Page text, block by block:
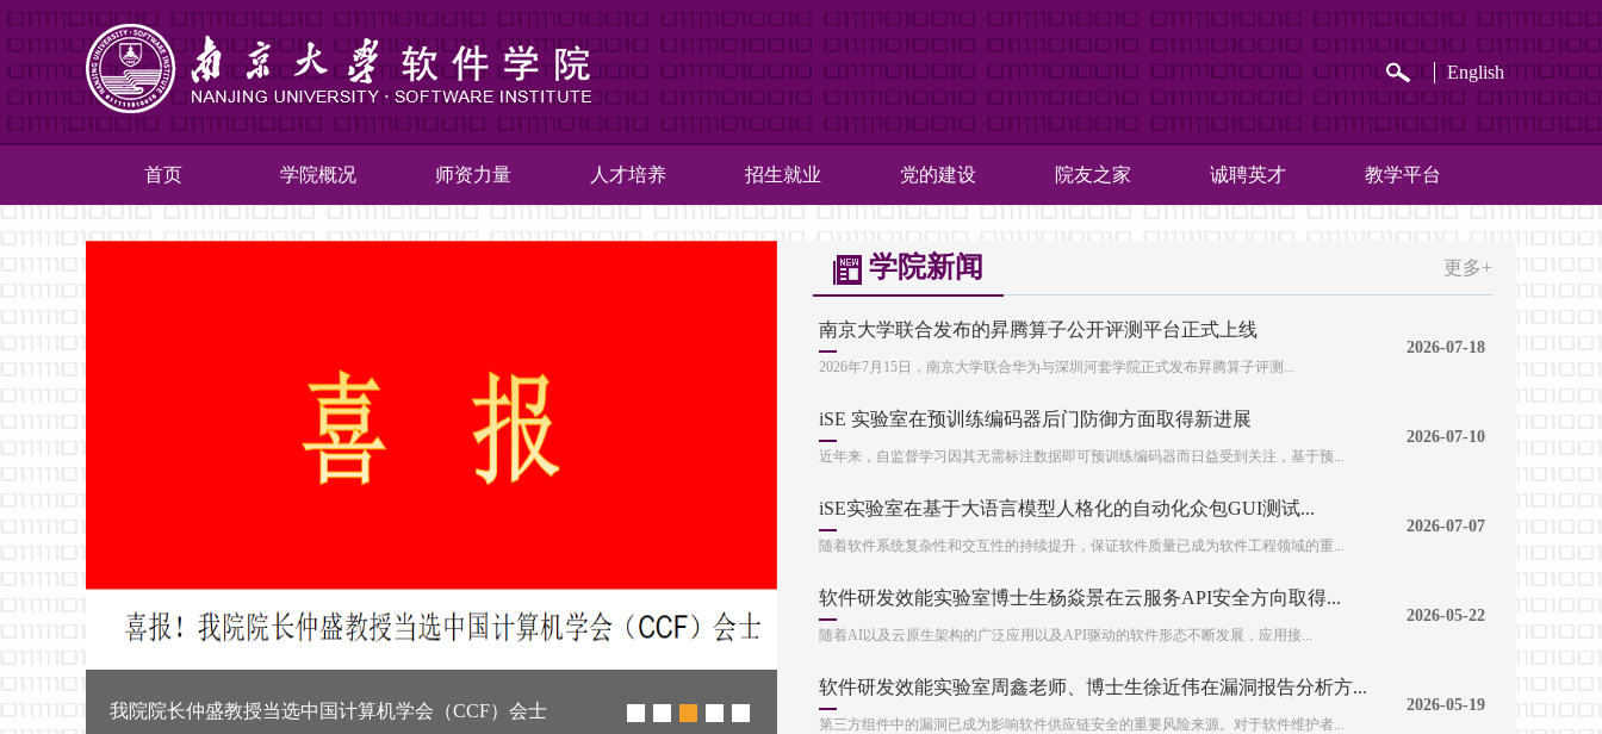
English
首页 学院概况 师资力量 人才培养 招生就业 党的建设 院友之家 诚聘英才 教学平台
我院院长仲盛教授当选中国计算机学会（CCF）会士 南京大学与南京海关共建电子口岸数字产业技术研究所签约揭牌仪式举行
学院新闻 更多+
南京大学联合发布的昇腾算子公开评测平台正式上线
2026-07-18
2026年7月15日，南京大学联合华为与深圳河套学院正式发布昇腾算子评测...
iSE 实验室在预训练编码器后门防御方面取得新进展
2026-07-10
近年来，自监督学习因其无需标注数据即可预训练编码器而日益受到关注，基于预...
iSE实验室在基于大语言模型人格化的自动化众包GUI测试...
2026-07-07
随着软件系统复杂性和交互性的持续提升，保证软件质量已成为软件工程领域的重...
软件研发效能实验室博士生杨焱景在云服务API安全方向取得...
2026-05-22
随着AI以及云原生架构的广泛应用以及API驱动的软件形态不断发展，应用接...
软件研发效能实验室周鑫老师、博士生徐近伟在漏洞报告分析方...
2026-05-19
第三方组件中的漏洞已成为影响软件供应链安全的重要风险来源。对于软件维护者...